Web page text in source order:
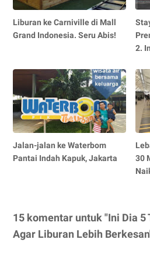
Liburan ke Carniville di Mall
Grand Indonesia. Seru Abis!
2.
Jalan-jalan ke Waterbom
Pantai Indah Kapuk, Jakarta
30
15 komentar untuk "Ini Dia
Agar Liburan Lebih